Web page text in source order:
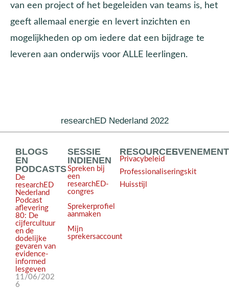
van een project of het begeleiden van teams is, het
geeft allemaal energie en levert inzichten en
mogelijkheden op om iedere dat een bijdrage te
leveren aan onderwijs voor ALLE leerlingen.
researchED Nederland 2022
BLOGS
EN
PODCASTS
De
researchED
Nederland
Podcast
aflevering
80: De
cijfercultuur
en de
dodelijke
gevaren van
evidence-
informed
lesgeven
11/06/202
6
SESSIE
INDIENEN
Spreken bij
een
researchED-
congres
Sprekerprofiel
aanmaken
Mijn
sprekersaccount
RESOURCES
Privacybeleid
Professionaliseringskit
Huisstijl